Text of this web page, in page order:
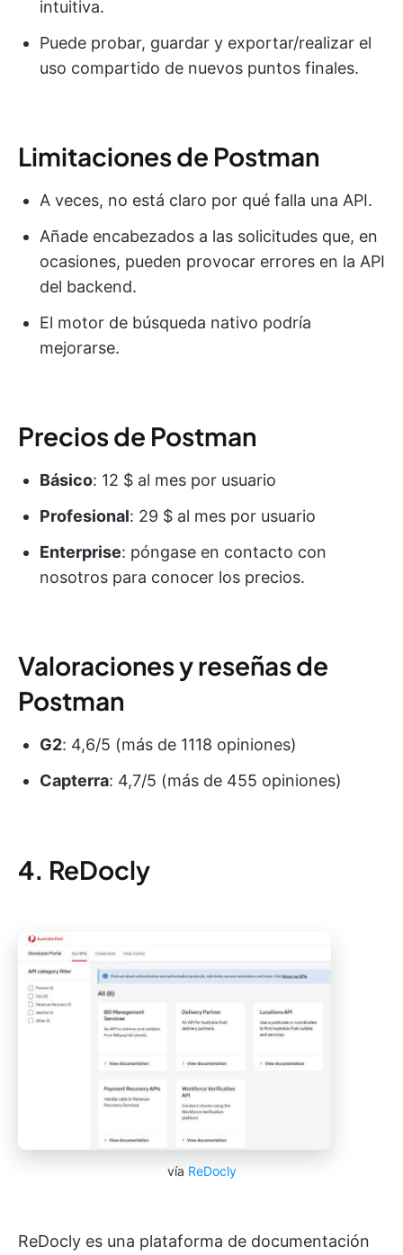
intuitiva.
Puede probar, guardar y exportar/realizar el
uso compartido de nuevos puntos finales.
Limitaciones de Postman
A veces, no está claro por qué falla una API.
Añade encabezados a las solicitudes que, en
ocasiones, pueden provocar errores en la API
del backend.
El motor de búsqueda nativo podría
mejorarse.
Precios de Postman
Básico: 12 $ al mes por usuario
Profesional: 29 $ al mes por usuario
Enterprise: póngase en contacto con
nosotros para conocer los precios.
Valoraciones y reseñas de
Postman
G2: 4,6/5 (más de 1118 opiniones)
Capterra: 4,7/5 (más de 455 opiniones)
4. ReDocly
vía ReDocly
ReDocly es una plataforma de documentación